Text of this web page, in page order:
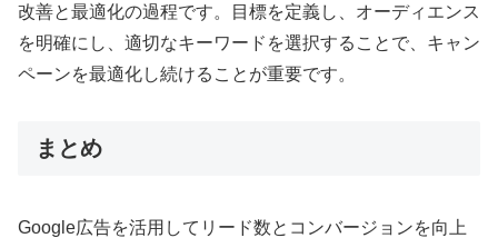
改善と最適化の過程です。目標を定義し、オーディエンス
を明確にし、適切なキーワードを選択することで、キャン
ペーンを最適化し続けることが重要です。
まとめ
Google広告を活用してリード数とコンバージョンを向上